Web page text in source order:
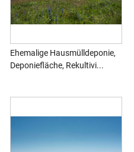
Ehemalige Hausmülldeponie,
Deponiefläche, Rekultivi...